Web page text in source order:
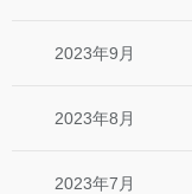
2023年9月
2023年8月
2023年7月